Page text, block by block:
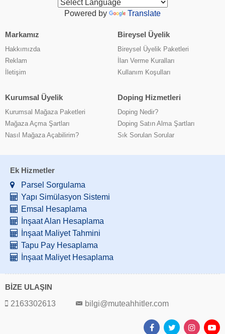
Powered by Translate
Markamız
Hakkımızda
Reklam
İletişim
Bireysel Üyelik
Bireysel Üyelik Paketleri
İlan Verme Kuralları
Kullanım Koşulları
Kurumsal Üyelik
Kurumsal Mağaza Paketleri
Mağaza Açma Şartları
Nasıl Mağaza Açabilirim?
Doping Hizmetleri
Doping Nedir?
Doping Satın Alma Şartları
Sık Sorulan Sorular
Ek Hizmetler
Parsel Sorgulama
Yapı Simülasyon Sistemi
Emsal Hesaplama
İnşaat Alan Hesaplama
İnşaat Maliyet Tahmini
Tapu Pay Hesaplama
İnşaat Maliyet Hesaplama
BİZE ULAŞIN
2163302613
bilgi@muteahhitler.com